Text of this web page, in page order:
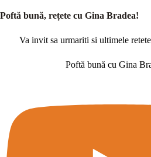
Poftă bună, rețete cu Gina Bradea!
Va invit sa urmariti si ultimele
Poftă bună cu Gina